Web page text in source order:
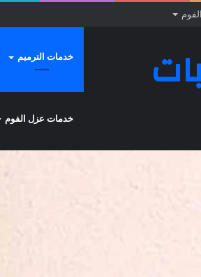
خدمات الترميم
خدمات عزل الفوم